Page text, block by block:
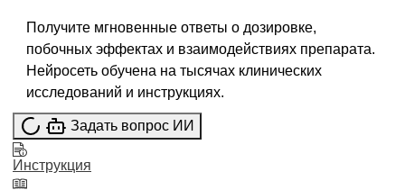
Получите мгновенные ответы о дозировке,
побочных эффектах и взаимодействиях препарата.
Нейросеть обучена на тысячах клинических
исследований и инструкциях.
Задать вопрос ИИ
Инструкция